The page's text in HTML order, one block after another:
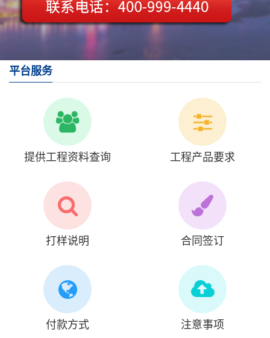
平台服务
提供工程资料查询 工程产品要求
打样说明 合同签订
付款方式 注意事项